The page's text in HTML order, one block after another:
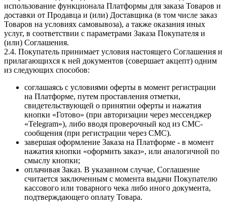
использование функционала Платформы для заказа Товаров и
доставки от Продавца и (или) Доставщика (в том числе заказ
Товаров на условиях самовывоза), а также оказания иных
услуг, в соответствии с параметрами Заказа Покупателя и
(или) Соглашения.
2.4. Покупатель принимает условия настоящего Соглашения и
прилагающихся к ней документов (совершает акцепт) одним
из следующих способов:
соглашаясь с условиями оферты в момент регистрации
на Платформе, путем проставления отметки,
свидетельствующей о принятии оферты и нажатия
кнопки «Готово» (при авторизации через мессенджер
«Telegram»), либо вводя проверочный код из СМС-
сообщения (при регистрации через СМС).
завершая оформление Заказа на Платформе - в момент
нажатия кнопки «оформить заказ», или аналогичной по
смыслу кнопки;
оплачивая Заказ. В указанном случае, Соглашение
считается заключенным с момента выдачи Покупателю
кассового или товарного чека либо иного документа,
подтверждающего оплату Товара.